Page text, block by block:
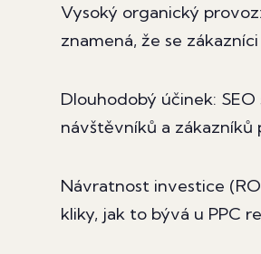
Vysoký organický
znamená, že se
Dlouhodobý účinek:
návštěvníků a zákazníků
Návratnost investice
kliky, jak to bývá u PPC